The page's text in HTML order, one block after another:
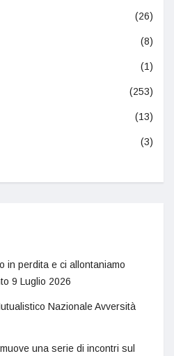
(26)
(8)
(1)
(253)
(13)
(3)
in perdita e ci allontaniamo
9 Luglio 2026
Nazionale Avversità
una serie di incontri sul